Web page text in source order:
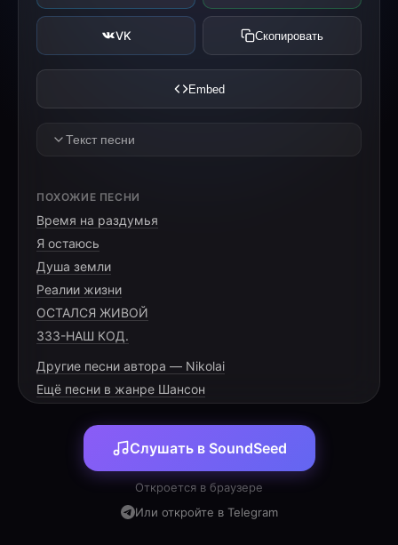
VK Скопировать
Embed
Текст песни
Родные места своим белым крылом
Приносят картины, которым я верен,
А в нём, как когда-то в унылую серость
Из вечного круга, добром атмосферы,
Раскинув, украсило землю всю белой
Пушистой прохладой декабрьских снегов.
И даже сквозь годы гулять захотелось
ПОХОЖИЕ ПЕСНИ
Время на раздумья
Я остаюсь
Душа земли
Реалии жизни
ОСТАЛСЯ ЖИВОЙ
333-НАШ КОД.
Другие песни автора — Nikolai
Ещё песни в жанре Шансон
Слушать в SoundSeed
Откроется в браузере
Или откройте в Telegram